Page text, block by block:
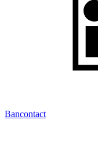
Bancontact